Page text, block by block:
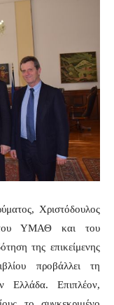
Χριστόδουλος
του ΥΜΑΘ και του
της επικείμενης
προβάλλει τη
Ελλάδα. Επιπλέον,